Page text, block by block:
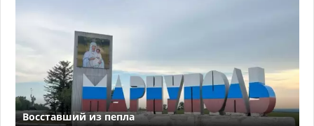
Восставший из пепла